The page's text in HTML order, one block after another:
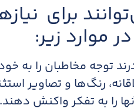
برای
موارد زیر:
توجه مخاطبان را به
رنگ‌ها و تصاویر
را به تفکر واکنش دهند.